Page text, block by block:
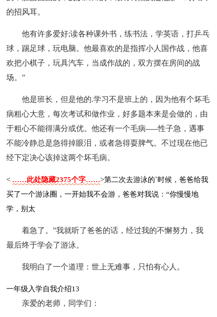
的招风耳。
他有许多爱好;读各种课外书，练书法，学英语，打乒乓
球，踢足球，玩电脑。他最喜欢的是指挥小人国作战，他喜
欢把小棋子，玩具汽车，当成作战的，双方摆在房间的战
场。”
他是班长，但是他的.学习不是班上的，因为他有个坏毛
病粗心大意，每次考试和做作业，好多题本来是会做的，由
于粗心不能得满分或优。他还有一个毛病-----性子急，遇事
不能冷静总是急得掉眼泪，或者急得耍脾气。不过现在他已
经下定决心该掉这两个坏毛病。
< ……此处隐藏2375个字……>第二次去游泳的`时候，爸爸给我
买了一个游泳圈，一开始我不会游，爸爸对我说：“你慢慢地
学，别太
着急了。”我就听了爸爸的话，经过我的不懈努力，我
最后终于学会了游泳。
我明白了一个道理：世上无难事，只怕有心人。
一年级入学自我介绍13
亲爱的老师，同学们：